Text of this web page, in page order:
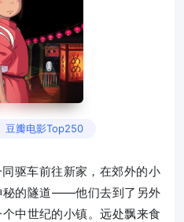
豆瓣电影Top250
驱车前往新家，在郊外的小
秘的隧道——他们去到了另外
中世纪的小镇。远处飘来食